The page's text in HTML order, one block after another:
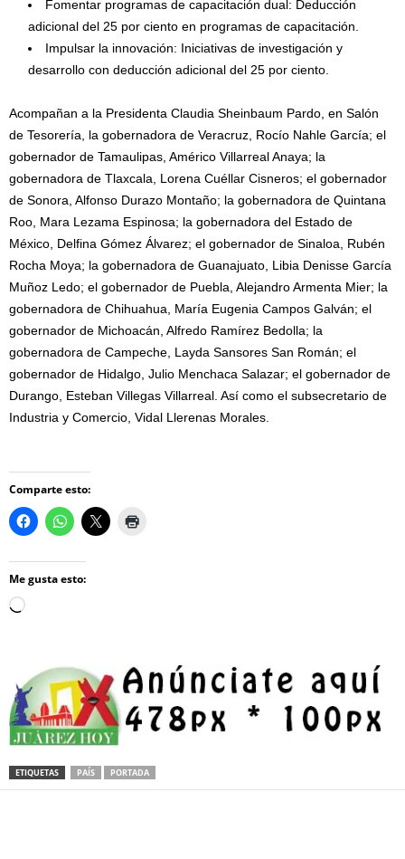
Fomentar programas de capacitación dual: Deducción
adicional del 25 por ciento en programas de capacitación.
Impulsar la innovación: Iniciativas de investigación y
desarrollo con deducción adicional del 25 por ciento.
Acompañan a la Presidenta Claudia Sheinbaum Pardo, en Salón
de Tesorería, la gobernadora de Veracruz, Rocío Nahle García; el
gobernador de Tamaulipas, Américo Villarreal Anaya; la
gobernadora de Tlaxcala, Lorena Cuéllar Cisneros; el gobernador
de Sonora, Alfonso Durazo Montaño; la gobernadora de Quintana
Roo, Mara Lezama Espinosa; la gobernadora del Estado de
México, Delfina Gómez Álvarez; el gobernador de Sinaloa, Rubén
Rocha Moya; la gobernadora de Guanajuato, Libia Denisse García
Muñoz Ledo; el gobernador de Puebla, Alejandro Armenta Mier; la
gobernadora de Chihuahua, María Eugenia Campos Galván; el
gobernador de Michoacán, Alfredo Ramírez Bedolla; la
gobernadora de Campeche, Layda Sansores San Román; el
gobernador de Hidalgo, Julio Menchaca Salazar; el gobernador de
Durango, Esteban Villegas Villarreal. Así como el subsecretario de
Industria y Comercio, Vidal Llerenas Morales.
Comparte esto:
Me gusta esto:
Loading…
ETIQUETAS PAÍS PORTADA